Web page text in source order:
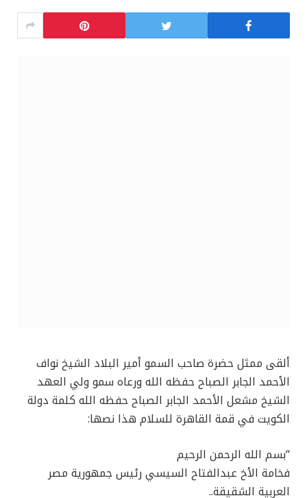
ألقى ممثل حضرة صاحب السمو أمير البلاد الشيخ نواف
الأحمد الجابر الصباح حفظه الله ورعاه سمو ولي العهد
الشيخ مشعل الأحمد الجابر الصباح حفظه الله كلمة دولة
الكويت في قمة القاهرة للسلام هذا نصها:
“بسم الله الرحمن الرحيم
فخامة الأخ عبدالفتاح السيسي رئيس جمهورية مصر
العربية الشقيقة..